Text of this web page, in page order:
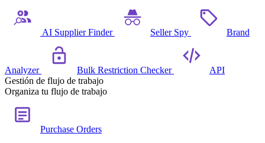
AI Supplier Finder Seller Spy Brand
Analyzer Bulk Restriction Checker
API
Gestión de flujo de trabajo
Organiza tu flujo de trabajo
Purchase Orders